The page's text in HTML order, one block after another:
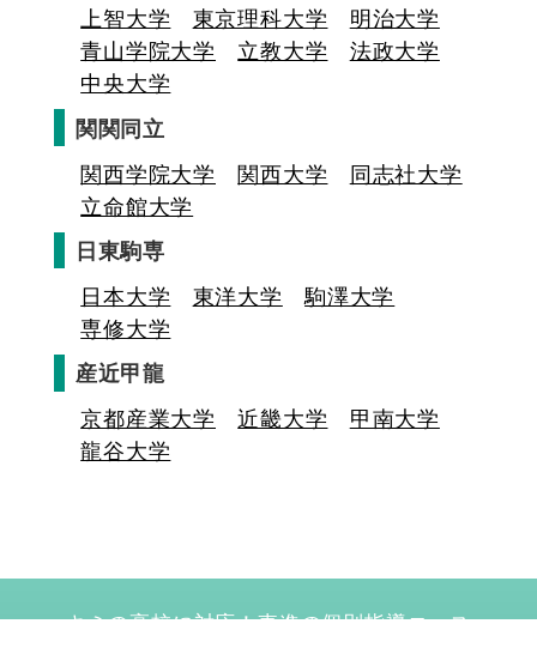
上智大学
東京理科大学
明治大学
青山学院大学
立教大学
法政大学
中央大学
関関同立
関西学院大学
関西大学
同志社大学
立命館大学
日東駒専
日本大学
東洋大学
駒澤大学
専修大学
産近甲龍
京都産業大学
近畿大学
甲南大学
龍谷大学
キミの高校に対応！東進の個別指導コース